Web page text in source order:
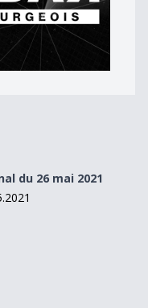
du 26 mai 2021